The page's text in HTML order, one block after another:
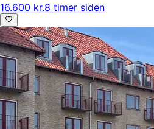
16.600 kr.8 timer siden